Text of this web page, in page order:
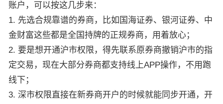
账户，可以按这几步来：
1. 先选合规靠谱的券商，比如国海证券、银河证券、中
金财富这些都是全国持牌的正规券商，用着放心；
2. 要是想开通沪市权限，得先联系原券商撤销沪市的指
定交易，现在大部分券商都支持线上APP操作，不用跑
线下；
3. 深市权限直接在新券商开户的时候就能同步开通，开